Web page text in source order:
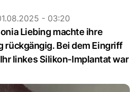
- 03:20
Liebing machte ihre
rückgängig. Bei dem Eingriff
linkes Silikon-Implantat war